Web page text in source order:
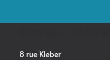
8 rue Kleber